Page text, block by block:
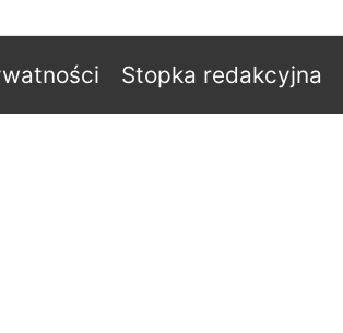
Stopka redakcyjna